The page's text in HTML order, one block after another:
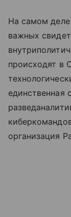
На самом деле
важных
происходят в
единственная
организация